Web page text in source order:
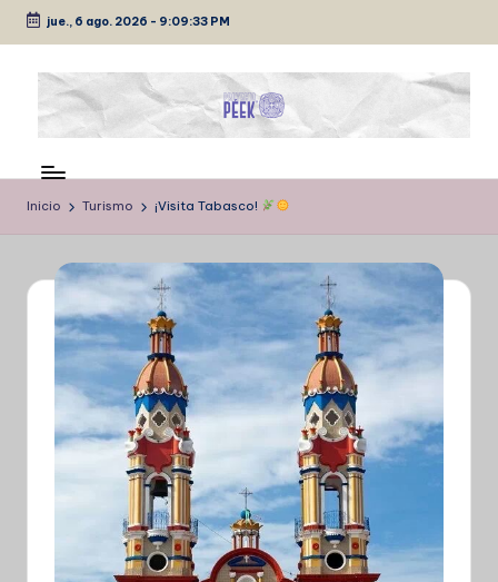
Saltar
contenido
jue., 6 ago. 2026 - 9:09:33 PM
E
de
comunicación
Inicio Turismo ¡Visita Tabasco!